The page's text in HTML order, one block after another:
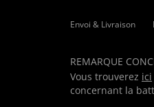
von Achille L .
Envoi & Livraison
REMARQUE
Vous trouverez ici
concernant la